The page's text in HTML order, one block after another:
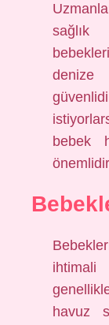
sağlık
bebek
ihtimali
havuz